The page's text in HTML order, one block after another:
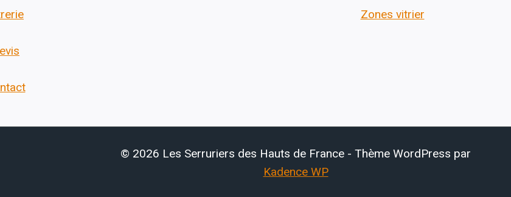
Zones vitrier
© 2026 Les Serruriers des Hauts de France - Thème WordPress par
Kadence WP